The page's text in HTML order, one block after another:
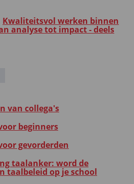
Kwaliteitsvol werken binnen
analyse tot impact - deels
van collega's
beginners
gevorderden
taalanker: word de
taalbeleid op je school